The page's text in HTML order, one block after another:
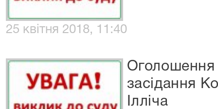
25 квітня 2018, 11:40
Оголошення
засідання
Ілліча